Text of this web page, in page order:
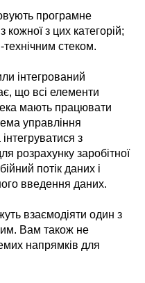
програмне
кожної з цих категорій;
стеком.
інтегрований
що всі елементи
мають працювати
управління
з
розрахунку заробітної
потік даних і
введення даних.
взаємодіяти один з
Вам також не
напрямків для